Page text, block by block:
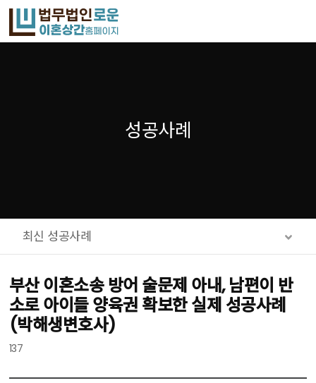
메뉴 건너뛰기
성공사례
최신 성공사례
부산 이혼소송 방어 술문제 아내, 남편이 반
소로 아이들 양육권 확보한 실제 성공사례
(박해생변호사)
137